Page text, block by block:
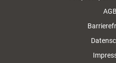
AGB